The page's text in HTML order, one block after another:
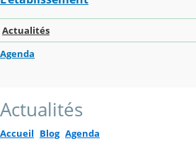
Actualités
Agenda
Actualités
Accueil Blog Agenda